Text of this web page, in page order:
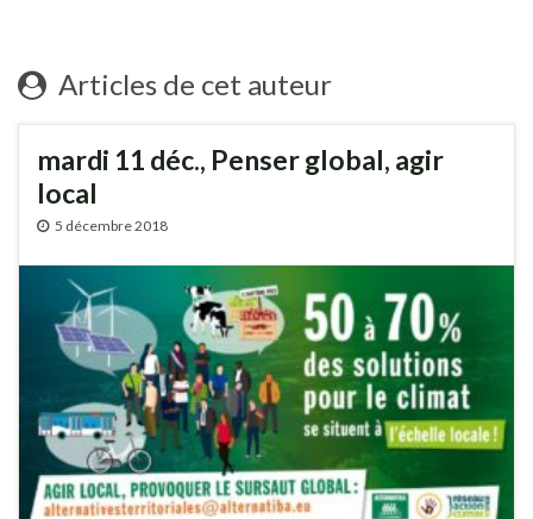
Articles de cet auteur
mardi 11 déc., Penser global, agir
local
5 décembre 2018